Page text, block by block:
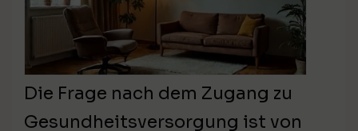
Die Frage nach dem Zugang zu
Gesundheitsversorgung ist von